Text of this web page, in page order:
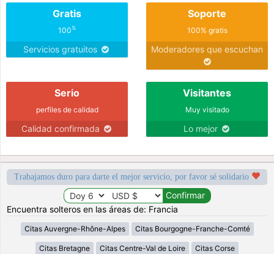
Gratis
100%
Servicios gratuitos
Soporte
100% gratis
Moderadores que escuchan
Serio
perfiles de calidad
Calidad confirmada
Visitantes
Muy visitado
Lo mejor
Trabajamos duro para darte el mejor servicio, por favor sé solidario
Encuentra solteros en las áreas de: Francia
Citas Auvergne-Rhône-Alpes Citas Bourgogne-Franche-Comté
Citas Bretagne Citas Centre-Val de Loire Citas Corse